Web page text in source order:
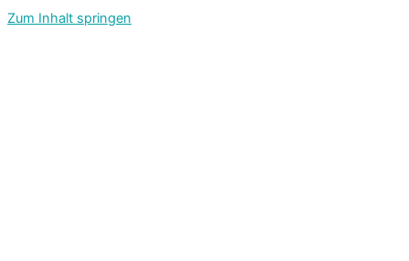
Zum Inhalt springen